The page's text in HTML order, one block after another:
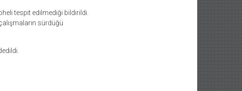
tespit edilmediği bildirildi.
sürdüğü